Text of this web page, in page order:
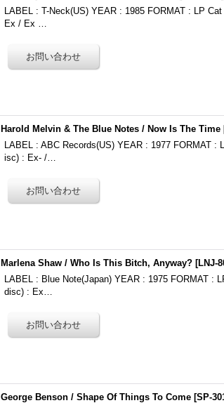
LABEL : T-Neck(US) YEAR : 1985 FORMAT : LP
Ex / Ex …
Harold Melvin & The Blue Notes / Now Is The Time
LABEL : ABC Records(US) YEAR : 1977 FORMAT :
isc) : Ex- /…
Marlena Shaw ‎/ Who Is This Bitch, Anyway? [LNJ-
LABEL : Blue Note(Japan) YEAR : 1975 FORMAT :
disc) : Ex…
George Benson / Shape Of Things To Come [SP-